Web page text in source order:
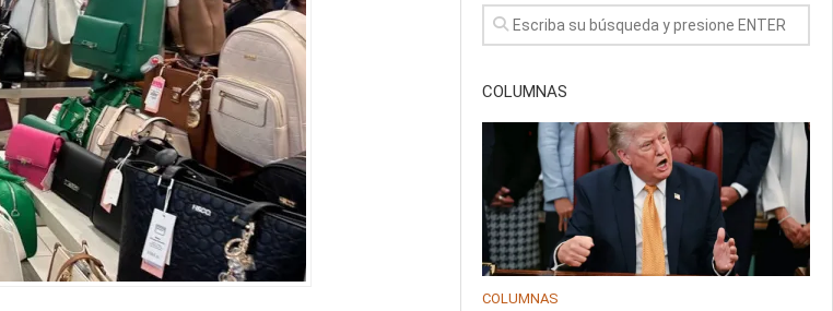
COLUMNAS
COLUMNAS